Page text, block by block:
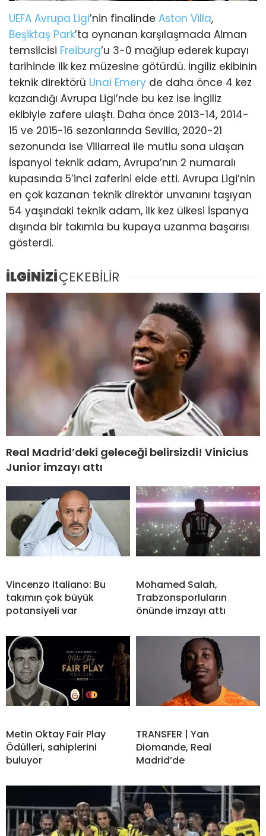
UEFA Avrupa Ligi’nin finalinde Aston Villa,
Beşiktaş Park’ta oynanan karşılaşmada Alman
temsilcisi Freiburg’u 3-0 mağlup ederek kupayı
tarihinde ilk kez müzesine götürdü. İngiliz ekibinin
teknik direktörü Unai Emery de daha önce 4 kez
kazandığı Avrupa Ligi’nde bu kez ise İngiliz
ekibiyle zafere ulaştı. Daha önce 2013-14, 2014-
15 ve 2015-16 sezonlarında Sevilla, 2020-21
sezonunda ise Villarreal ile mutlu sona ulaşan
İspanyol teknik adam, Avrupa’nın 2 numaralı
kupasında 5’inci zaferini elde etti. Avrupa Ligi’nin
en çok kazanan teknik direktör unvanını taşıyan
54 yaşındaki teknik adam, ilk kez ülkesi İspanya
dışında bir takımla bu kupaya uzanma başarısı
gösterdi.
İLGİNİZİÇEKEBİLİR
Real Madrid’deki geleceği belirsizdi! Vinicius
Junior imzayı attı
Vincenzo Italiano: Bu
takımın çok büyük
potansiyeli var
Mohamed Salah,
Trabzonsporluların
önünde imzayı attı
Metin Oktay Fair Play
Ödülleri, sahiplerini
buluyor
TRANSFER | Yan
Diomande, Real
Madrid’de